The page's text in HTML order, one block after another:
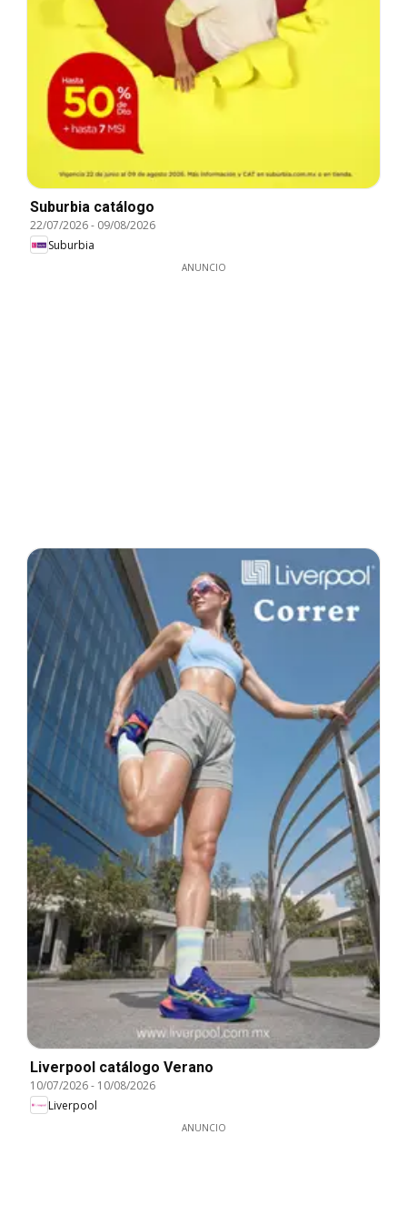
Suburbia catálogo
22/07/2026- 09/08/2026
Suburbia
ANUNCIO
Liverpool catálogo Verano
10/07/2026- 10/08/2026
Liverpool
ANUNCIO